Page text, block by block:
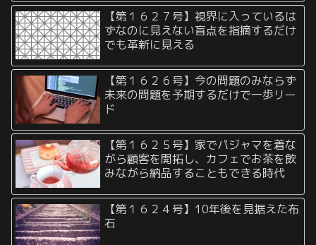
【第１６２７号】視界に入っているは
ずなのに見えない盲点を指摘するだけ
でも革新に見える
【第１６２６号】今の問題のみならず
未来の問題を予期するだけで一歩リー
ド
【第１６２５号】家でパジャマを着な
がら顧客を開拓し、カフェでお茶を飲
みながら納品することもできる時代
【第１６２４号】10年後を見据えた布
石